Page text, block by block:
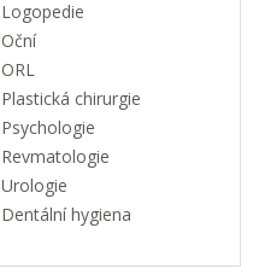
Logopedie
Oční
ORL
Plastická chirurgie
Psychologie
Revmatologie
Urologie
Dentální hygiena